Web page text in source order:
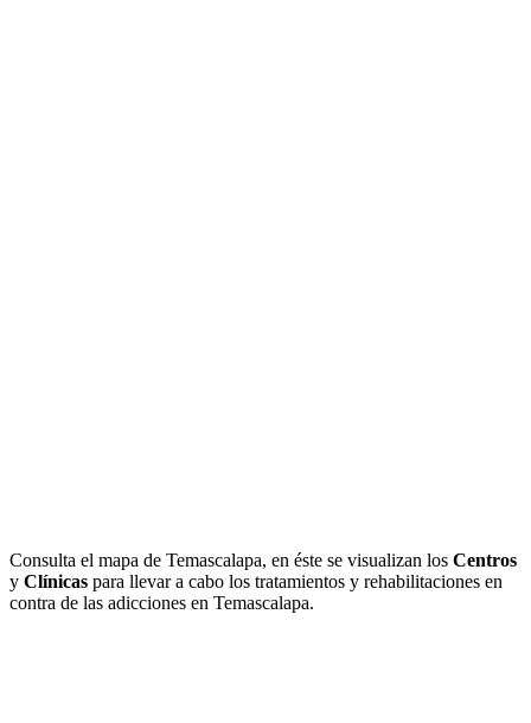
Consulta el mapa de Temascalapa, en éste se visualizan los Centros
y Clínicas para llevar a cabo los tratamientos y rehabilitaciones en
contra de las adicciones en Temascalapa.